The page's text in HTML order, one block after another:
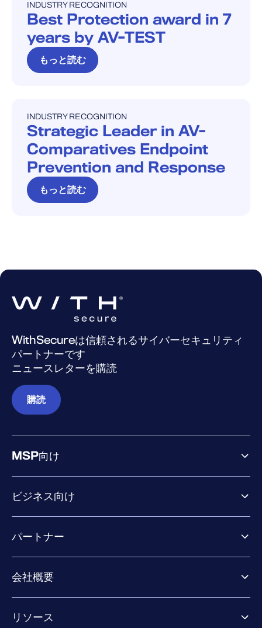
INDUSTRY RECOGNITION
INDUSTRY RECOGNITION
Best Protection award in 7
years by AV-TEST
もっと読む
INDUSTRY RECOGNITION
INDUSTRY RECOGNITION
Strategic Leader in AV-
Comparatives Endpoint
Prevention and Response
もっと読む
WithSecureは信頼されるサイバーセキュリティ
パートナーです
ニュースレターを購読
購読
MSP向け
ビジネス向け
Exposure Management
Extended Detection & Response
Co-Security Services
パートナー
パートナーの成功のためのサービス
Co-growth community
会社概要
業界での評価／認定／お客様の声
リソース